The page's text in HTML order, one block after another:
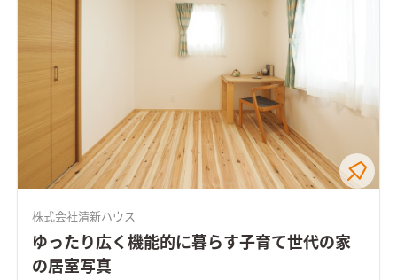
株式会社清新ハウス
ゆったり広く機能的に暮らす子育て世代の家
の居室写真